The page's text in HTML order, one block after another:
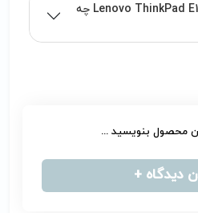
گارانتی باتری لنوو Lenovo ThinkPad E14 E15 چه
محصول بنویسید ...
دیدگاه +